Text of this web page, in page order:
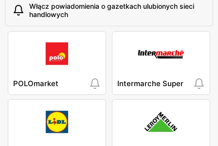
Włącz powiadomienia o gazetkach ulubionych sieci
handlowych
POLOmarket Intermarche Super